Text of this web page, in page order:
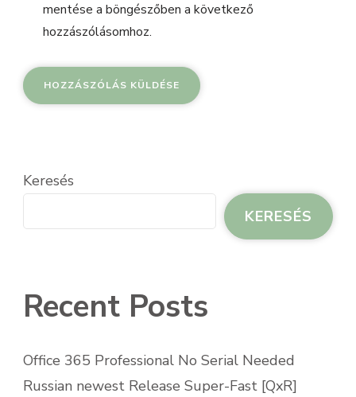
mentése a böngészőben a következő
hozzászólásomhoz.
Keresés
KERESÉS
Recent Posts
Office 365 Professional No Serial Needed
Russian newest Release Super-Fast [QxR]